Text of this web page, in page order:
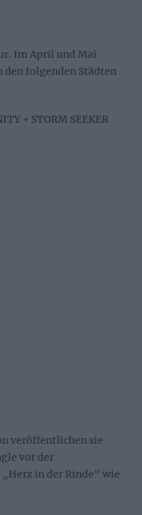
Im April und Mai
den folgenden Städten
+ STORM SEEKER
veröffentlichen sie
vor der
in der Rinde“ wie